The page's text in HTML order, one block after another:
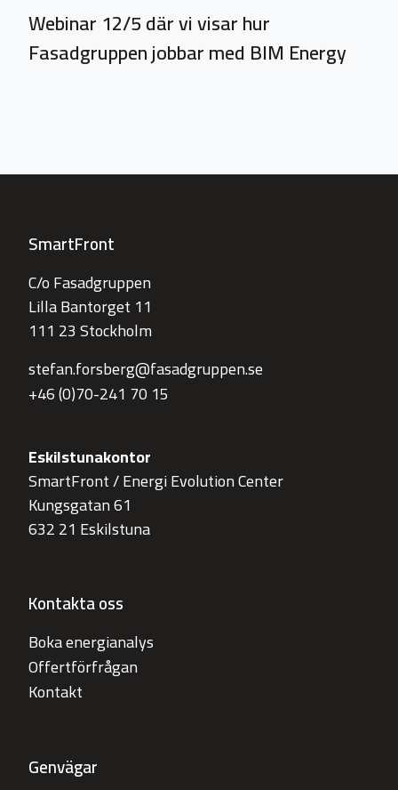
Webinar 12/5 där vi visar hur
Fasadgruppen jobbar med BIM Energy
SmartFront
C/o Fasadgruppen
Lilla Bantorget 11
111 23 Stockholm
stefan.forsberg@fasadgruppen.se
+46 (0)70-241 70 15
Eskilstunakontor
SmartFront / Energi Evolution Center
Kungsgatan 61
632 21 Eskilstuna
Kontakta oss
Boka energianalys
Offertförfrågan
Kontakt
Genvägar